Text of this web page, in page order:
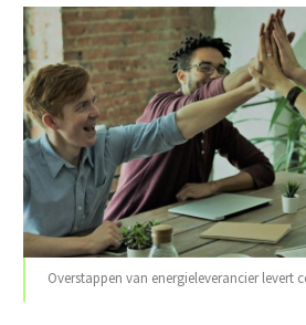
Overstappen van energieleverancier levert